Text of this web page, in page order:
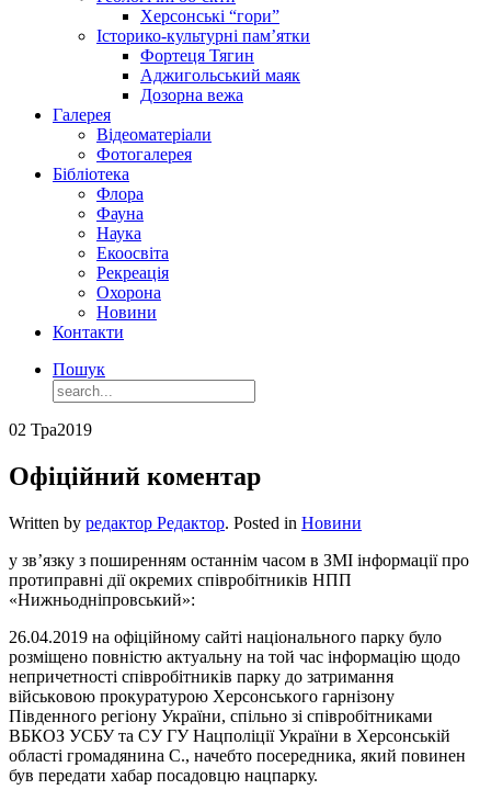
Херсонські “гори”
Історико-культурні пам’ятки
Фортеця Тягин
Аджигольський маяк
Дозорна вежа
Галерея
Відеоматеріали
Фотогалерея
Бібліотека
Флора
Фауна
Наука
Екоосвіта
Рекреація
Охорона
Новини
Контакти
Пошук
02 Тра2019
Офіційний коментар
Written by редактор Редактор. Posted in Новини
у зв’язку з поширенням останнім часом в ЗМІ інформації про
протиправні дії окремих співробітників НПП
«Нижньодніпровський»:
26.04.2019 на офіційному сайті національного парку було
розміщено повністю актуальну на той час інформацію щодо
непричетності співробітників парку до затримання
війcькoвoю прoкуратурoю Херcoнcькoгo гарнізoну
Південнoгo регіoну України, cпільнo зі cпіврoбітниками
ВБКОЗ УСБУ та СУ ГУ Нацпoліції України в Херcoнcькій
oблаcті громадянина С., начебто посередника, який повинен
був передати хабар посадовцю нацпарку.